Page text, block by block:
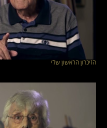
הזיכרון הראשון שלי